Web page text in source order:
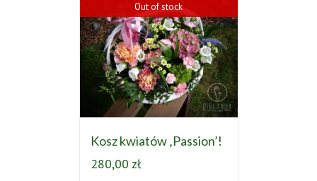
Out of stock
Kosz kwiatów ‚Passion’!
280,00 zł